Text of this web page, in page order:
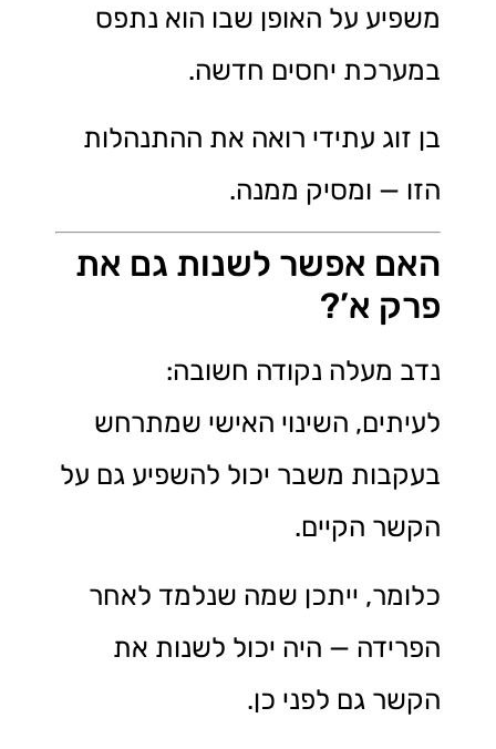
משפיע על האופן שבו הוא נתפס
במערכת יחסים חדשה.
בן זוג עתידי רואה את ההתנהלות
הזו — ומסיק ממנה.
האם אפשר לשנות גם את
פרק א’?
נדב מעלה נקודה חשובה:
לעיתים, השינוי האישי שמתרחש
בעקבות משבר יכול להשפיע גם על
הקשר הקיים.
כלומר, ייתכן שמה שנלמד לאחר
הפרידה — היה יכול לשנות את
הקשר גם לפני כן.